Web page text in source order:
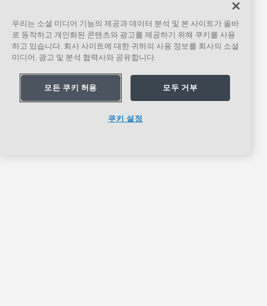
우리는 소셜 미디어 기능의 제공과 데이터 분석 및 본 사이트가 올바
로 동작하고 개인화된 콘텐츠와 광고를 제공하기 위해 쿠키를 사용
하고 있습니다. 회사 사이트에 대한 귀하의 사용 정보를 회사의 소셜
미디어, 광고 및 분석 협력사와 공유합니다.
모든 쿠키 허용 모두 거부
쿠키 설정